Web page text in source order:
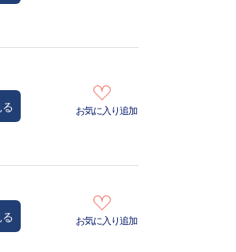
お気に入り追加
お気に入り追加